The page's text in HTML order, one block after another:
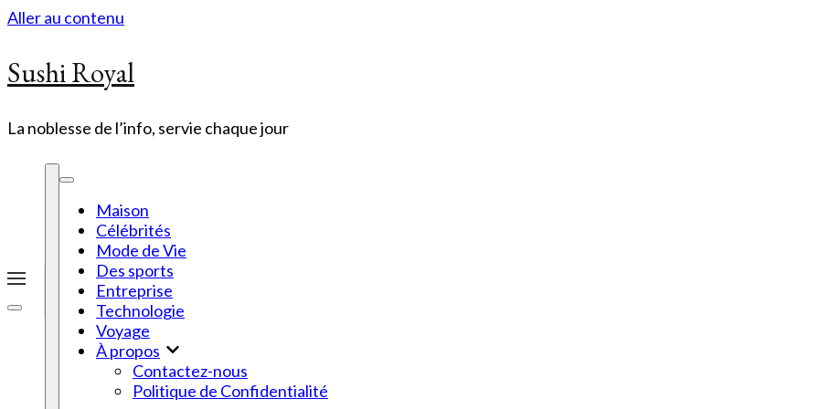
Aller au contenu
Sushi Royal
La noblesse de l’info, servie chaque jour
Maison
Célébrités
Mode de Vie
Des sports
Entreprise
Technologie
Voyage
À propos
Contactez-nous
Politique de Confidentialité